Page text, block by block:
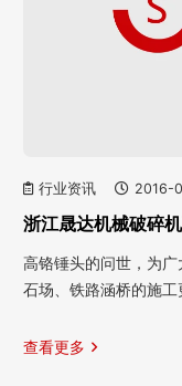
行业资讯 2016-
浙江晟达机械破碎
高铬锤头的问世，为广
石场、铁路涵桥的施
查看更多